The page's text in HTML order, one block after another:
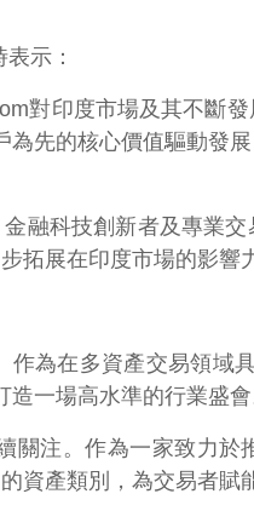
示：
對印度市場及其不斷
先的核心價值驅動發
融科技創新者及專業
展在印度市場的影響
為在多資產交易領域
一場高水準的行業盛會
注。作為一家致力於
資產類別，為交易者賦